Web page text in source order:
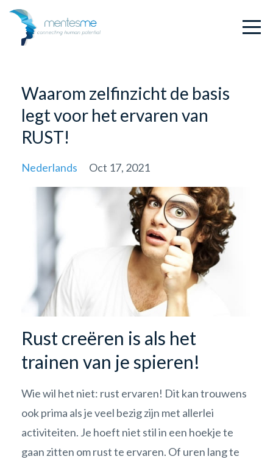
Waarom zelfinzicht de basis
legt voor het ervaren van
RUST!
Nederlands Oct 17, 2021
Rust creëren is als het
trainen van je spieren!
Wie wil het niet: rust ervaren! Dit kan trouwens
ook prima als je veel bezig zijn met allerlei
activiteiten. Je hoeft niet stil in een hoekje te
gaan zitten om rust te ervaren. Of uren lang te